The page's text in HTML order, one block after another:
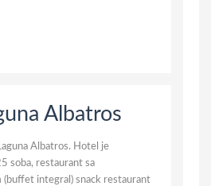
Albatros
Albatros. Hotel je
soba, restaurant sa
(buffet integral) snack restaurant